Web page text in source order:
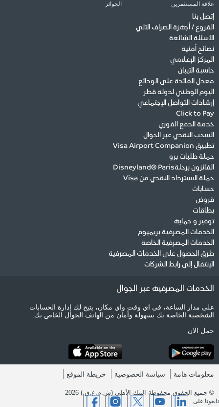
علاقة المستثمرين
الجوائز
إتصل بنا
الفروع / أجهزة الصراف الآلي
الأسئلة الشائعة
نصائح أمنية
المركز الإعلامي
حاسبة الآيبان
معدل الفائدة على الودائع
اليوم الوطني لدولة قطر
إرشادات التواصل الإجتماعي
Click to Pay
خدمة الدفع الفوري
السحب النقدي عبر الجوال
تطبيق Visa Airport Companion
حملة طلبات برو
الفائزون برحلةDisneyland® Paris
حملة الاسترداد النقدي من Visa
حسابات
قروض
بطاقات
توفير و حمايه
الخدمات المصرفية بريميوم
الخدمات المصرفية الخاصة
طرق الحصول على الخدمات المصرفية
الإنتفال إلى رابط الشركات
الخدمات المصرفيه عبر الجوال
على مدار الساعة، فى اي وقت واي مكان، يتيح لك إدارة الحسابات
الشخصية الخاصة بك بسهولة وأمان من الهاتف الجوال الخاص بك.
حمل الان
معلومات هامة سياسة الخصوصية خريطة الموقع
© جميع الحقوق محفوظة البنك الأهلي (ش.م.ع.ق.) 2026
تابعونا على